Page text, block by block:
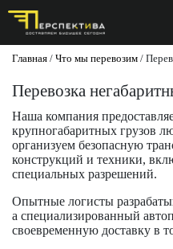
Главная / Что мы перевозим /
Перевозка
Наша компания
крупногабаритных грузов
организуем безопасную
конструкций и техники,
специальных разрешений.
Опытные логисты
а специализированный
своевременную доставку в